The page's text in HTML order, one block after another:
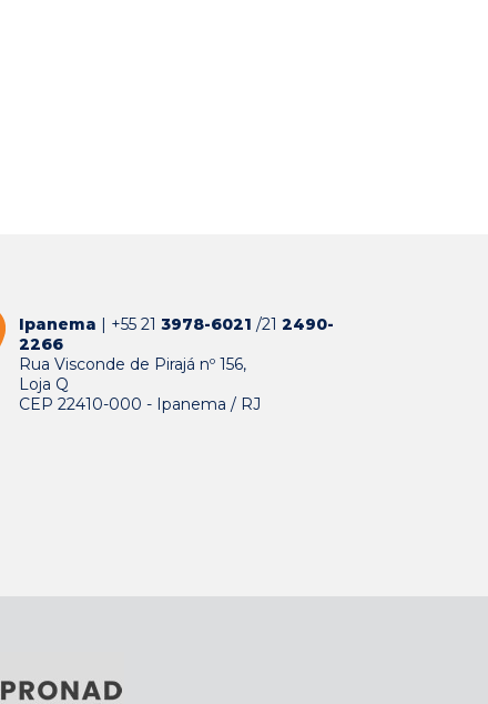
Ipanema | +55 21 3978-6021 /21 2490-
2266
Rua Visconde de Pirajá nº 156,
Loja Q
CEP 22410-000 - Ipanema / RJ